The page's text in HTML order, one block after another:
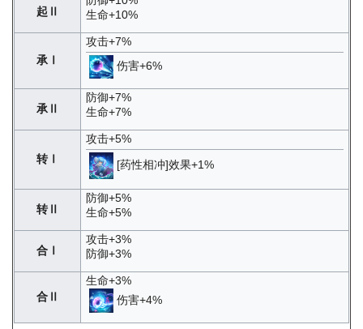
起Ⅱ
生命+10%
承Ⅰ
攻击+7%
伤害+6%
承Ⅱ
防御+7%
生命+7%
转Ⅰ
攻击+5%
[药性相冲]效果+1%
转Ⅱ
防御+5%
生命+5%
合Ⅰ
攻击+3%
防御+3%
合Ⅱ
生命+3%
伤害+4%